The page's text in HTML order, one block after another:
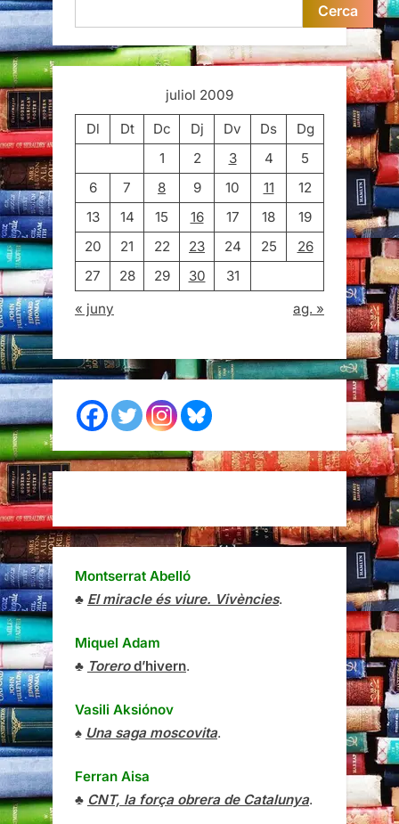
Cerca
juliol 2009
Dl
Dt Dc Dj Dv Ds
Dg
1
2 3 4
5
6
7 8 9 10 11
12
13
14 15 16 17 18
19
20
21 22 23 24 25
26
27
28 29 30
31
« juny
ag. »
Montserrat Abelló
♣ El miracle és viure. Vivències.
Miquel Adam
♣ Torerod’hivern.
Vasili Aksiónov
♠ Una saga moscovita.
Ferran Aisa
♣ CNT, la força obrera de Catalunya.